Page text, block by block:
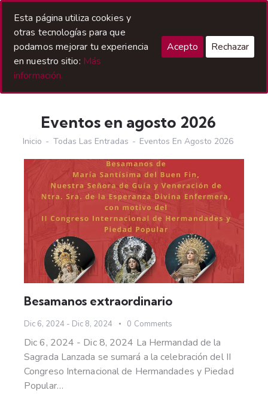
Eventos en agosto 2026
Inicio Todas Las Entradas Eventos En Agosto 2026
Besamanos extraordinario
Dic 6, 2024 - Dic 8, 2024 0 Comments
Dic 6, 2024 - Dic 8, 2024 La Hermandad de la
Sagrada Lanzada se sumará a la celebración del II
Congreso Internacional de Hermandades y Piedad
Popular…
Esta página utiliza cookies y
otras tecnologías para que
podamos mejorar tu experiencia
en nuestro sitio: Más
información.
Acepto Rechazar